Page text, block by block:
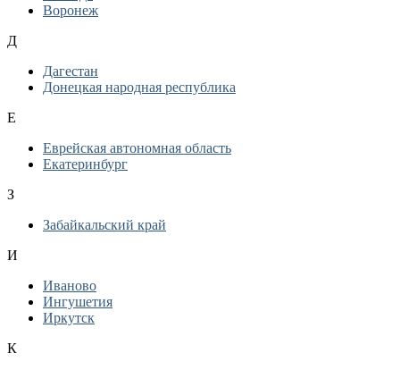
Воронеж
Д
Дагестан
Донецкая народная республика
Е
Еврейская автономная область
Екатеринбург
З
Забайкальский край
И
Иваново
Ингушетия
Иркутск
К